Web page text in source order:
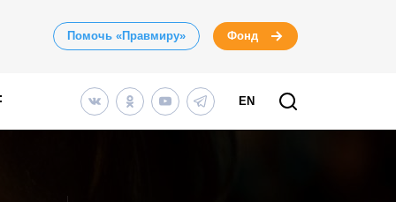
Помочь «Правмиру» Фонд
EN